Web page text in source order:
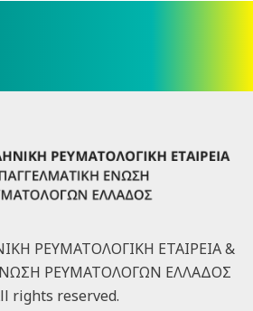
ΡΕΥΜΑΤΟΛΟΓΙΚΗ ΕΤΑΙΡΕΙΑ &
ΡΕΥΜΑΤΟΛΟΓΩΝ ΕΛΛΑΔΟΣ
rights reserved.